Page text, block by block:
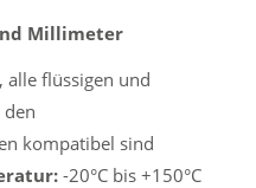
Millimeter
alle flüssigen und
kompatibel sind
-20°C bis +150°C